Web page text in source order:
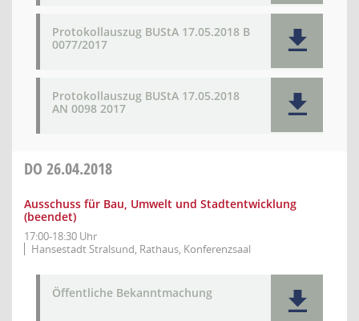
Protokollauszug BUStA 17.05.2018 B
0077/2017
Protokollauszug BUStA 17.05.2018
AN 0098 2017
DO 26.04.2018
Ausschuss für Bau, Umwelt und Stadtentwicklung
(beendet)
17:00-18:30 Uhr
Hansestadt Stralsund, Rathaus, Konferenzsaal
Öffentliche Bekanntmachung